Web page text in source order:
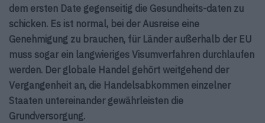
dem ersten Date gegenseitig die Gesundheits-daten zu
schicken. Es ist normal, bei der Ausreise eine
Genehmigung zu brauchen, für Länder außerhalb der EU
muss sogar ein langwieriges Visumverfahren durchlaufen
werden. Der globale Handel gehört weitgehend der
Vergangenheit an, die Handelsabkommen einzelner
Staaten untereinander gewährleisten die
Grundversorgung.